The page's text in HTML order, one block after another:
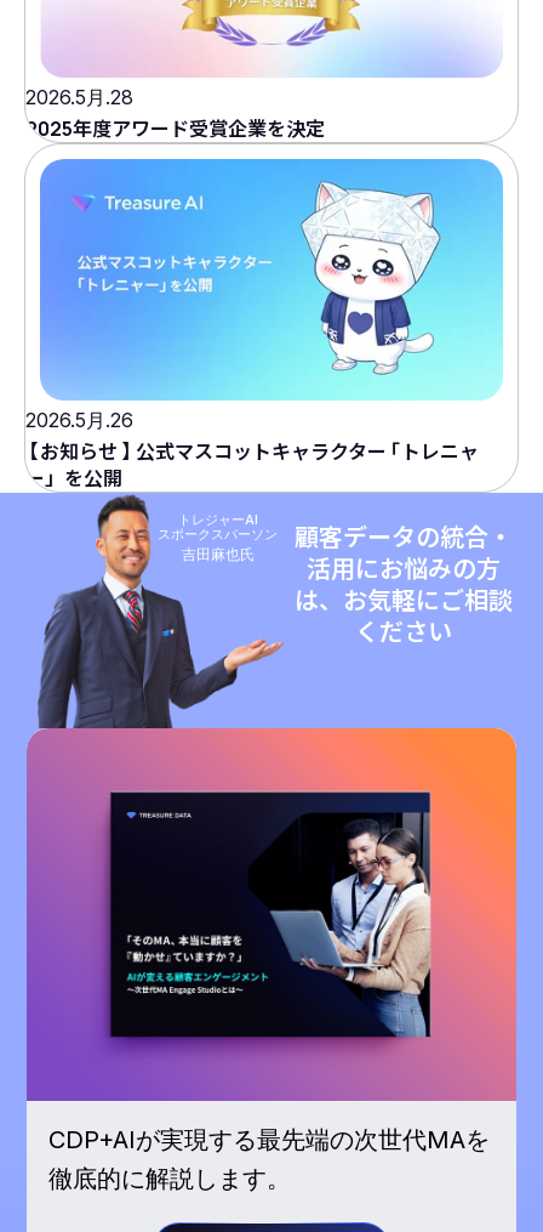
2026.5月.28
2025年度アワード受賞企業を決定
2026.5月.26
【お知らせ 】 公式マスコットキャラクター 「 トレニャ
ー」を公開
トレジャーAI
スポークスパーソン
吉田麻也氏
顧客データの統合・
活用にお悩みの方
は、お気軽にご相談
ください
CDP+AIが実現する最先端の次世代MAを
徹底的に解説します。